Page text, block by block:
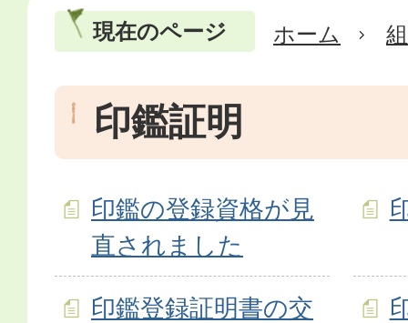
現在のページ ホーム
印鑑証明
印鑑の登録資格が見
直されました
印鑑登録証明書の交